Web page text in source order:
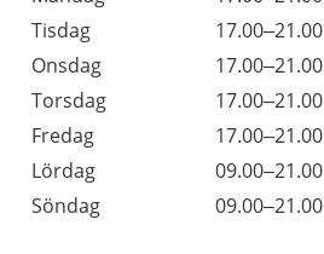
Tisdag
17.00–21.00
Onsdag
17.00–21.00
Torsdag
17.00–21.00
Fredag
17.00–21.00
Lördag
09.00–21.00
Söndag
09.00–21.00